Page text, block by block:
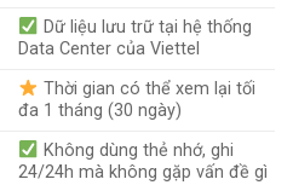
Dữ liệu lưu trữ tại hệ thống
Data Center của Viettel
Thời gian có thể xem lại tối
đa 1 tháng (30 ngày)
Không dùng thẻ nhớ, ghi
24/24h mà không gặp vấn đề gì